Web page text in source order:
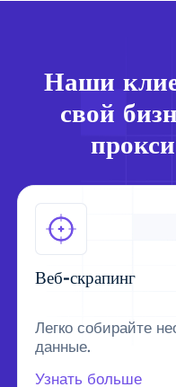
Наши
свой
Веб-скрапинг
Легко собирайте
данные.
Узнать больше